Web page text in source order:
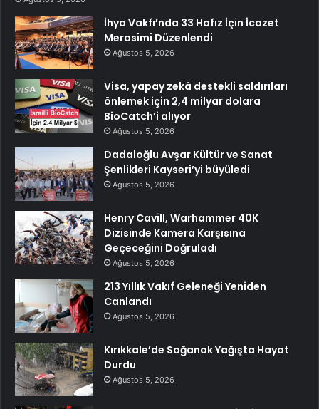
İhya Vakfı’nda 33 Hafız İçin İcazet
Merasimi Düzenlendi
Ağustos 5, 2026
Visa, yapay zekâ destekli saldırıları
önlemek için 2,4 milyar dolara
BioCatch’i alıyor
Ağustos 5, 2026
Dadaloğlu Avşar Kültür ve Sanat
Şenlikleri Kayseri’yi büyüledi
Ağustos 5, 2026
Henry Cavill, Warhammer 40K
Dizisinde Kamera Karşısına
Geçeceğini Doğruladı
Ağustos 5, 2026
213 Yıllık Vakıf Geleneği Yeniden
Canlandı
Ağustos 5, 2026
Kırıkkale’de Sağanak Yağışta Hayat
Durdu
Ağustos 5, 2026